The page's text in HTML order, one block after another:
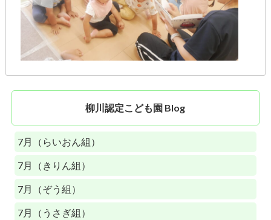
柳川認定こども園 Blog
7月（らいおん組）
7月（きりん組）
7月（ぞう組）
7月（うさぎ組）